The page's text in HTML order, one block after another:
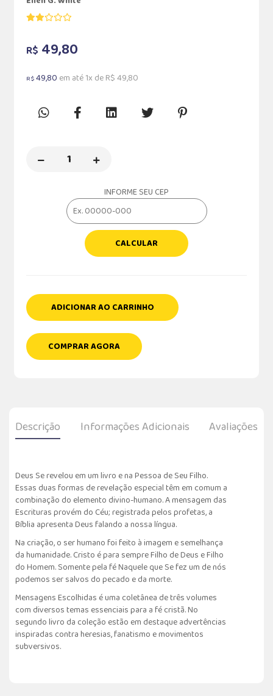
R$ 49,80
R$49,80 em até 1x de R$ 49,80
INFORME SEU CEP
CALCULAR
ADICIONAR AO CARRINHO
COMPRAR AGORA
Descrição Informações Adicionais Avaliações
Deus Se revelou em um livro e na Pessoa de Seu Filho.
Essas duas formas de revelação especial têm em comum a
combinação do elemento divino-humano. A mensagem das
Escrituras provém do Céu; registrada pelos profetas, a
Bíblia apresenta Deus falando a nossa língua.
Na criação, o ser humano foi feito à imagem e semelhança
da humanidade. Cristo é para sempre Filho de Deus e Filho
do Homem. Somente pela fé Naquele que Se fez um de nós
podemos ser salvos do pecado e da morte.
Mensagens Escolhidas é uma coletânea de três volumes
com diversos temas essenciais para a fé cristã. No
segundo livro da coleção estão em destaque advertências
inspiradas contra heresias, fanatismo e movimentos
subversivos.